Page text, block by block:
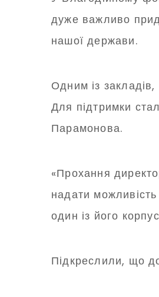
дуже важливо
нашої держави.
Одним із
Для підтримки
Парамонова.
«Прохання
надати
один із його
Підкреслили, що